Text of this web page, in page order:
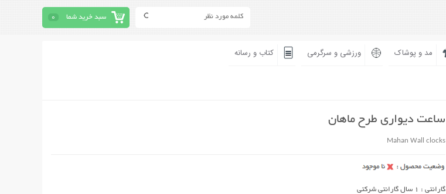
سبد خرید شما 0
مد و پوشاک ورزشی و سرگرمی کتاب و رسانه
ساعت دیواری طرح ماهان
Mahan Wall clocks
گارانتی : 1 سال گارانتی شرکتی